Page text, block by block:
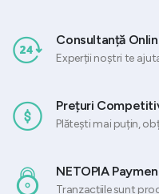
Consultanță
Experții noștri te
Prețuri
Plătești mai puțin,
NETOPIA
Tranzacțiile sunt